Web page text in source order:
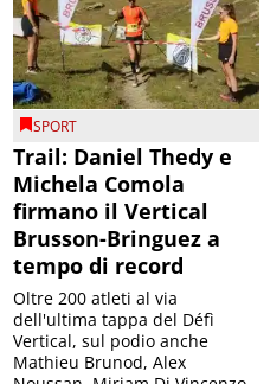
SPORT
Trail: Daniel Thedy e
Michela Comola
firmano il Vertical
Brusson-Bringuez a
tempo di record
Oltre 200 atleti al via
dell'ultima tappa del Défì
Vertical, sul podio anche
Mathieu Brunod, Alex